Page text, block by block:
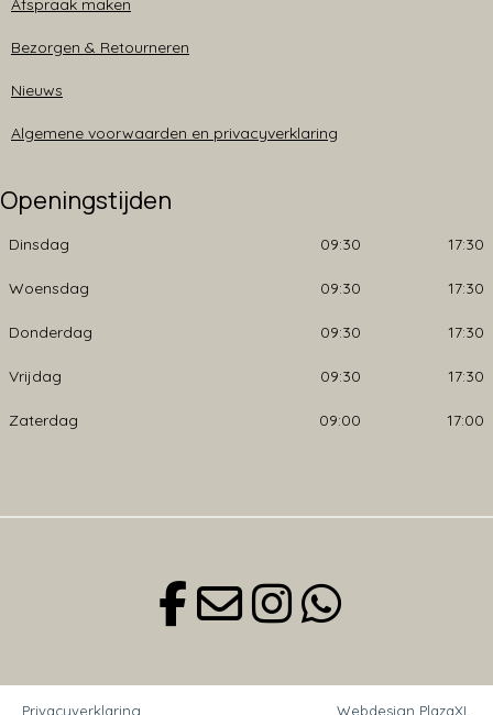
Afspraak maken
Bezorgen & Retourneren
Nieuws
Algemene voorwaarden en privacyverklaring
Openingstijden
Dinsdag 09:30 17:30
Woensdag 09:30 17:30
Donderdag 09:30 17:30
Vrijdag 09:30 17:30
Zaterdag 09:00 17:00
Privacyverklaring Webdesign PlazaXL